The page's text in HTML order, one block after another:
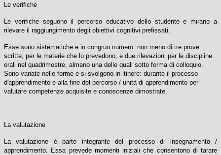
Le verifiche
Le verifiche seguono il percorso educativo dello studente e mirano a
rilevare il raggiungimento degli obiettivi cognitivi prefissati.
Esse sono sistematiche e in congruo numero: non meno di tre prove
scritte, per le materie che lo prevedono, e due rilevazioni per le discipline
orali nel quadrimestre, almeno una delle quali sotto forma di colloquio.
Sono variate nelle forme e si svolgono in itinere: durante il processo
d'apprendimento e alla fine del percorso / unità di apprendimento per
valutare competenze acquisite e conoscenze dimostrate.
La valutazione
La valutazione è parte integrante del processo di insegnamento /
apprendimento. Essa prevede momenti iniziali che consentono di tarare